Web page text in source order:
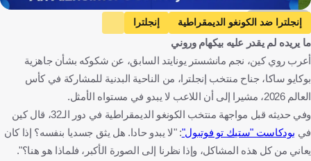
Getty Images
إنجلترا ضد الكونغو الديمقراطية
إنجلترا
الكونغو الديمقراطية
كأس العالم
غاري نيفيل
إنجلترا الكونغو - كينشاسا
الولايات المتحدة
أيرلندا
كرة قدم
ما يريده لم يقدر عليه بيكهام وروني
أعرب روي كين، نجم مانشستر يونايتد السابق، عن شكوكه بشأن جاهزية
بوكايو ساكا، جناح منتخب إنجلترا، من الناحية البدنية للمشاركة في كأس
العالم 2026، مشيرا إلى أن اللاعب لا يبدو في مستواه الأمثل.
وفي حديثه قبل مواجهة منتخب الكونغو الديمقراطية في دور الـ32، قال كين
في بودكاست "ستيك تو فوتبول": "لا يبدو حادا. هل يثق جسديا بنفسه؟ إذا كان
يعاني من كل هذه المشاكل، وإذا نظرنا إلى الصورة الأكبر، فلماذا هو هنا؟".